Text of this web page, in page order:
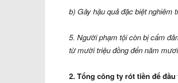
b) Gây hậu quả đặc biệt nghiêm
5. Người phạm tội còn bị cấm
từ mười triệu đồng đến năm
2. Tổng công ty rót tiền để